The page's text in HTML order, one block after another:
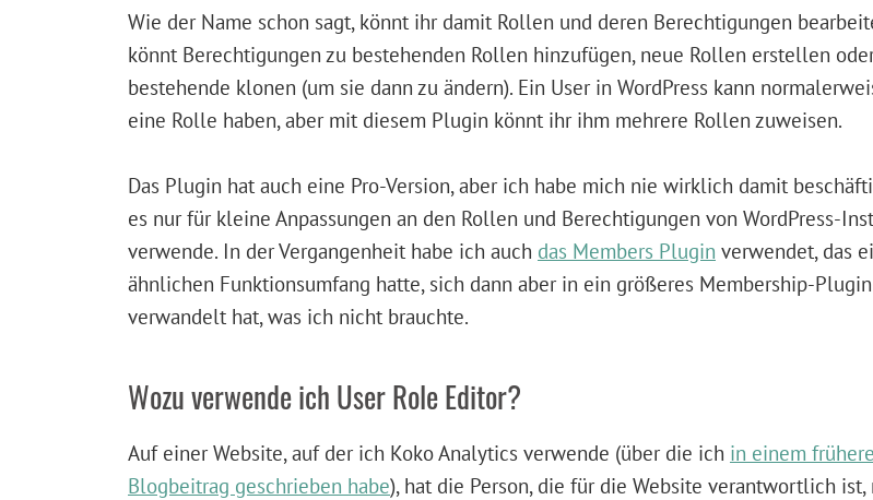
Wie der Name schon sagt, könnt ihr damit Rollen und deren Berechtigungen
könnt Berechtigungen zu bestehenden Rollen hinzufügen, neue Rollen erstellen
bestehende klonen (um sie dann zu ändern). Ein User in WordPress kann
eine Rolle haben, aber mit diesem Plugin könnt ihr ihm mehrere Rollen zuweisen.
Das Plugin hat auch eine Pro-Version, aber ich habe mich nie wirklich damit
es nur für kleine Anpassungen an den Rollen und Berechtigungen von WordPress-
verwende. In der Vergangenheit habe ich auch das Members Plugin verwendet, das
ähnlichen Funktionsumfang hatte, sich dann aber in ein größeres Membership-Plugin
verwandelt hat, was ich nicht brauchte.
Wozu verwende ich User Role Editor?
Auf einer Website, auf der ich Koko Analytics verwende (über die ich in einem
Blogbeitrag geschrieben habe), hat die Person, die für die Website verantwortlich